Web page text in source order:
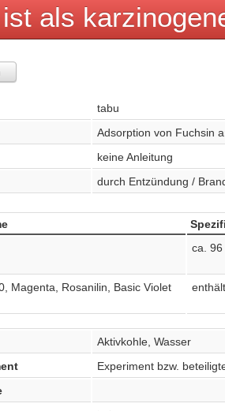
als
tabu
Adsorption von Fuchsin
keine Anleitung
durch Entzündung /
ca. 96
Magenta, Rosanilin, Basic Violet
Aktivkohle, Wasser
Experiment bzw.